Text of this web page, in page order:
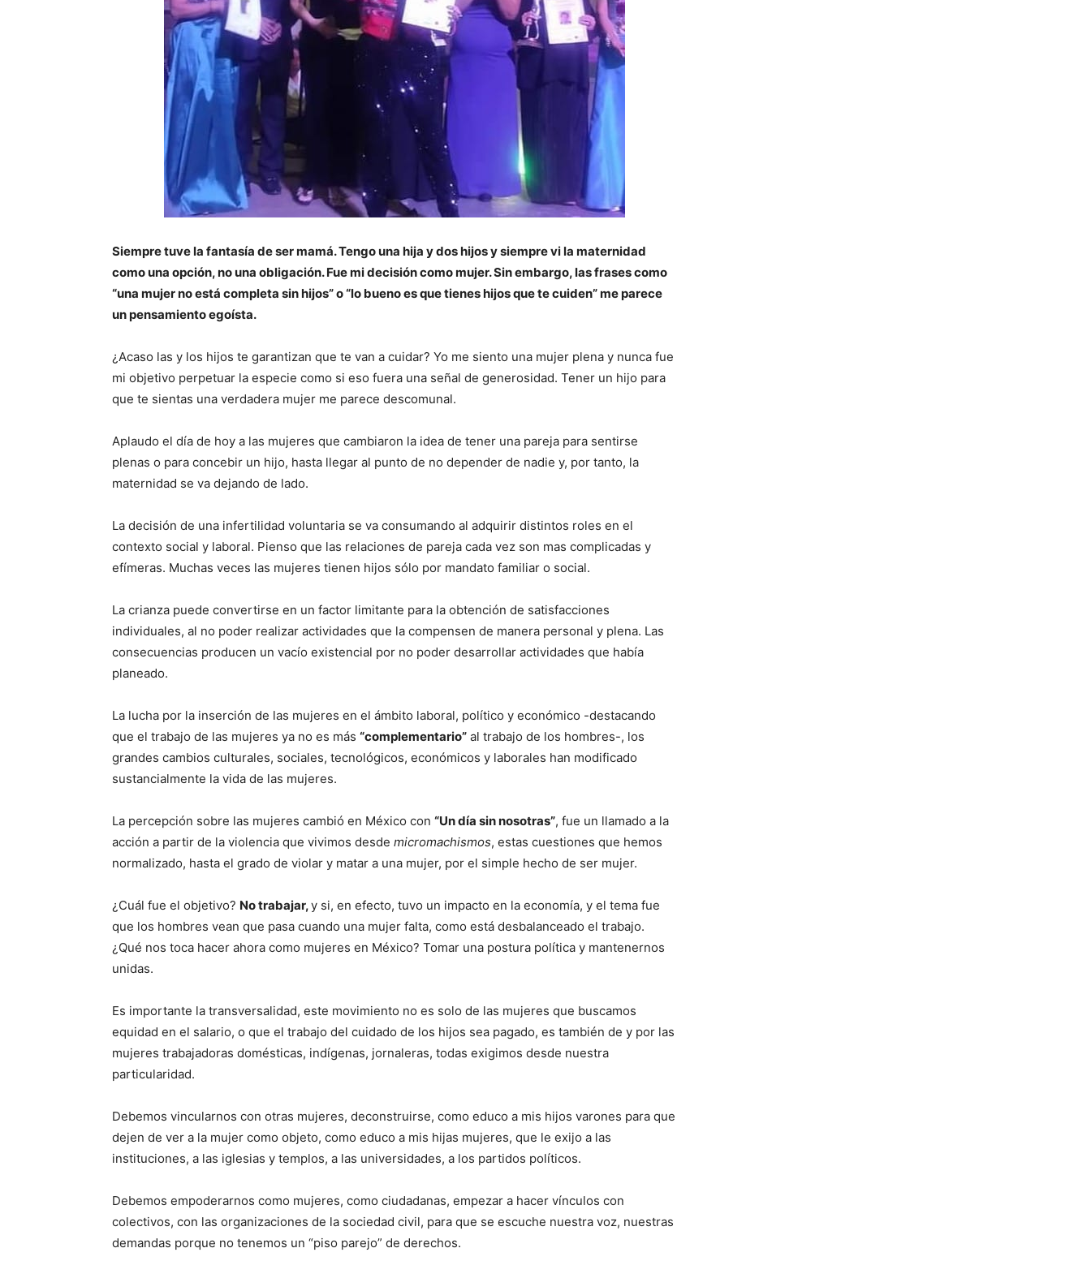
Siempre tuve la fantasía de ser mamá. Tengo una hija y dos hijos y siempre vi la maternidad
como una opción, no una obligación. Fue mi decisión como mujer. Sin embargo, las frases como
“una mujer no está completa sin hijos” o “lo bueno es que tienes hijos que te cuiden” me parece
un pensamiento egoísta.
¿Acaso las y los hijos te garantizan que te van a cuidar? Yo me siento una mujer plena y nunca fue
mi objetivo perpetuar la especie como si eso fuera una señal de generosidad. Tener un hijo para
que te sientas una verdadera mujer me parece descomunal.
Aplaudo el día de hoy a las mujeres que cambiaron la idea de tener una pareja para sentirse
plenas o para concebir un hijo, hasta llegar al punto de no depender de nadie y, por tanto, la
maternidad se va dejando de lado.
La decisión de una infertilidad voluntaria se va consumando al adquirir distintos roles en el
contexto social y laboral. Pienso que las relaciones de pareja cada vez son mas complicadas y
efímeras. Muchas veces las mujeres tienen hijos sólo por mandato familiar o social.
La crianza puede convertirse en un factor limitante para la obtención de satisfacciones
individuales, al no poder realizar actividades que la compensen de manera personal y plena. Las
consecuencias producen un vacío existencial por no poder desarrollar actividades que había
planeado.
La lucha por la inserción de las mujeres en el ámbito laboral, político y económico -destacando
que el trabajo de las mujeres ya no es más “complementario” al trabajo de los hombres-, los
grandes cambios culturales, sociales, tecnológicos, económicos y laborales han modificado
sustancialmente la vida de las mujeres.
La percepción sobre las mujeres cambió en México con “Un día sin nosotras”, fue un llamado a la
acción a partir de la violencia que vivimos desde micromachismos, estas cuestiones que hemos
normalizado, hasta el grado de violar y matar a una mujer, por el simple hecho de ser mujer.
¿Cuál fue el objetivo? No trabajar,y si, en efecto, tuvo un impacto en la economía, y el tema fue
que los hombres vean que pasa cuando una mujer falta, como está desbalanceado el trabajo.
¿Qué nos toca hacer ahora como mujeres en México? Tomar una postura política y mantenernos
unidas.
Es importante la transversalidad, este movimiento no es solo de las mujeres que buscamos
equidad en el salario, o que el trabajo del cuidado de los hijos sea pagado, es también de y por las
mujeres trabajadoras domésticas, indígenas, jornaleras, todas exigimos desde nuestra
particularidad.
Debemos vincularnos con otras mujeres, deconstruirse, como educo a mis hijos varones para que
dejen de ver a la mujer como objeto, como educo a mis hijas mujeres, que le exijo a las
instituciones, a las iglesias y templos, a las universidades, a los partidos políticos.
Debemos empoderarnos como mujeres, como ciudadanas, empezar a hacer vínculos con
colectivos, con las organizaciones de la sociedad civil, para que se escuche nuestra voz, nuestras
demandas porque no tenemos un “piso parejo” de derechos.